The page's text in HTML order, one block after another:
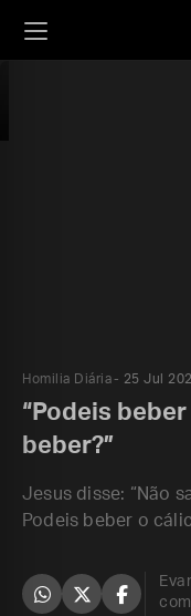
Homilia Diária 25 Jul
“Podeis
beber?”
Jesus disse: “Não
Podeis beber o